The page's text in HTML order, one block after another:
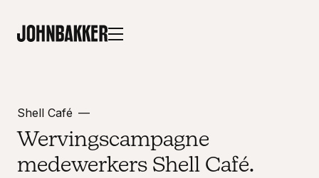
Shell Café
Wervingscampagne
medewerkers Shell Café.